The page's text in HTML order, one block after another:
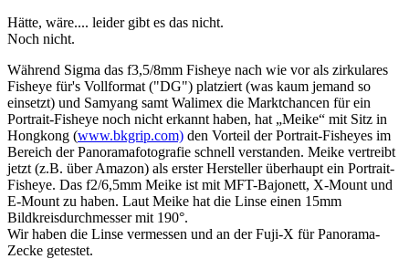
Hätte, wäre.... leider gibt es das nicht.
Noch nicht.
Während Sigma das f3,5/8mm Fisheye nach wie vor als zirkulares
Fisheye für's Vollformat ("DG") platziert (was kaum jemand so
einsetzt) und Samyang samt Walimex die Marktchancen für ein
Portrait-Fisheye noch nicht erkannt haben, hat „Meike“ mit Sitz in
Hongkong (www.bkgrip.com) den Vorteil der Portrait-Fisheyes im
Bereich der Panoramafotografie schnell verstanden. Meike vertreibt
jetzt (z.B. über Amazon) als erster Hersteller überhaupt ein Portrait-
Fisheye. Das f2/6,5mm Meike ist mit MFT-Bajonett, X-Mount und
E-Mount zu haben. Laut Meike hat die Linse einen 15mm
Bildkreisdurchmesser mit 190°.
Wir haben die Linse vermessen und an der Fuji-X für Panorama-
Zecke getestet.